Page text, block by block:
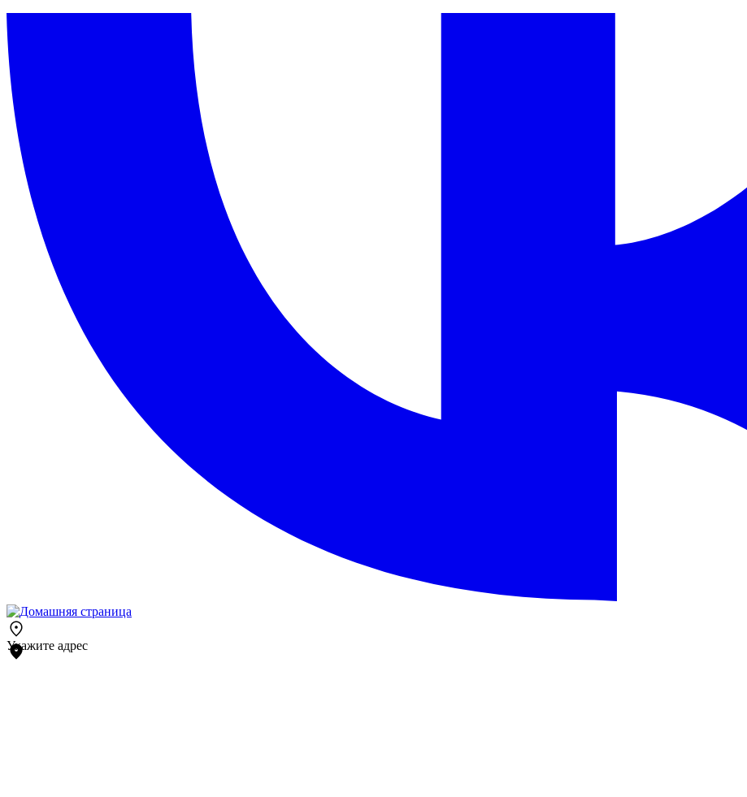
Укажите адрес